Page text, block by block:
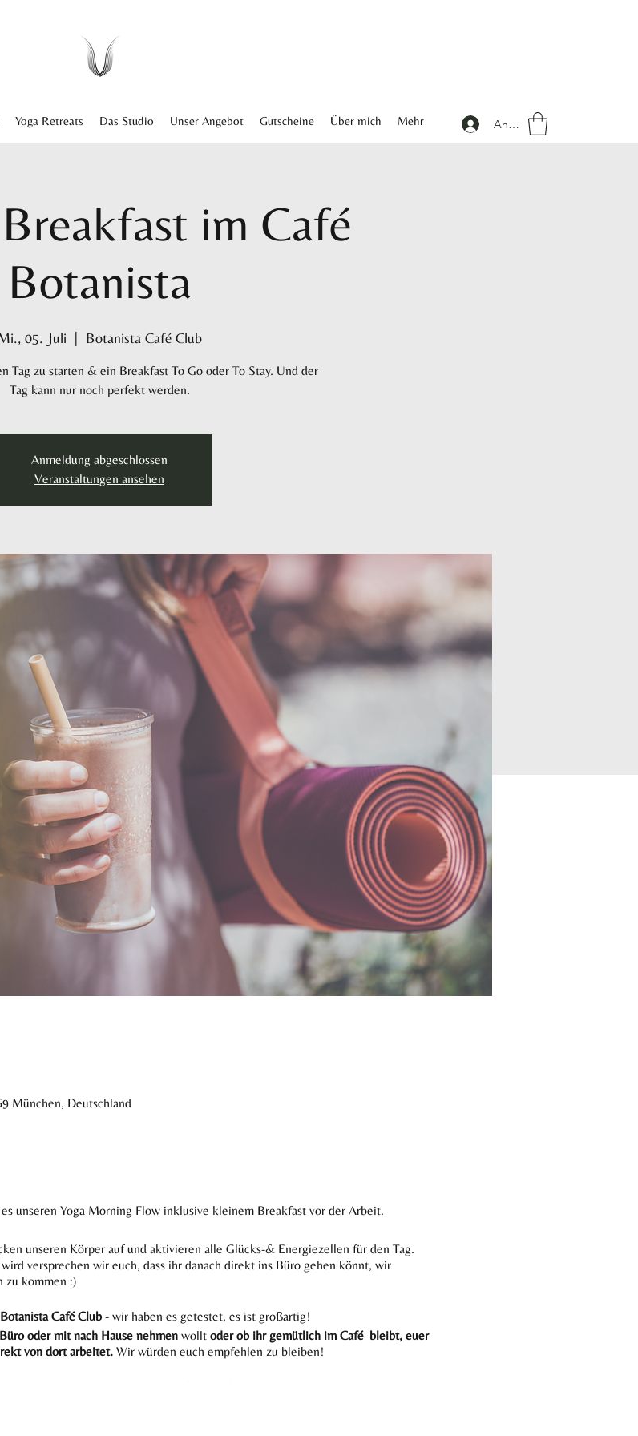
Yoga Retreats Das Studio Unser Angebot Gutscheine Über mich Mehr Anmelden
im Café
Botanista
05. Juli
  |
Botanista Café Club
Tag zu starten & ein Breakfast To Go oder To Stay. Und der
Tag kann nur noch perfekt werden.
Anmeldung abgeschlossen
Veranstaltungen ansehen
München, Deutschland
unseren Yoga Morning Flow inklusive kleinem Breakfast vor der Arbeit.
unseren Körper auf und aktivieren alle Glücks-& Energiezellen für den Tag.
versprechen wir euch, dass ihr danach direkt ins Büro gehen könnt, wir
zu kommen :)
Café Club - wir haben es getestet, es ist großartig!
oder mit nach Hause nehmenwollt oder ob ihr gemütlich im Café bleibt, euer
von dort arbeitet.Wir würden euch empfehlen zu bleiben!
dem Du runterkommen kannst, durch neue Eindrücke inspiriert wirst und zum